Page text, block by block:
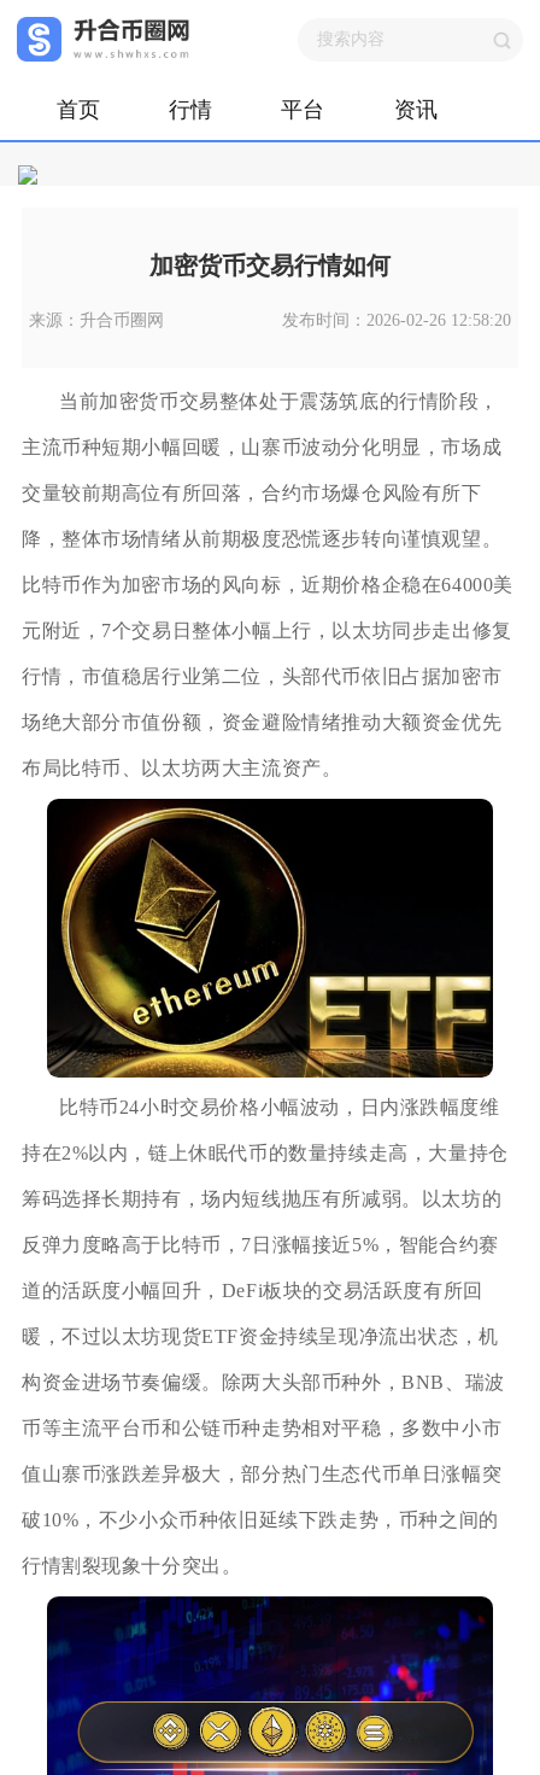
首页 行情 平台 资讯
加密货币交易行情如何
来源：升合币圈网 发布时间：2026-02-26 12:58:20
当前加密货币交易整体处于震荡筑底的行情阶段，
主流币种短期小幅回暖，山寨币波动分化明显，市场成
交量较前期高位有所回落，合约市场爆仓风险有所下
降，整体市场情绪从前期极度恐慌逐步转向谨慎观望。
比特币作为加密市场的风向标，近期价格企稳在64000美
元附近，7个交易日整体小幅上行，以太坊同步走出修复
行情，市值稳居行业第二位，头部代币依旧占据加密市
场绝大部分市值份额，资金避险情绪推动大额资金优先
布局比特币、以太坊两大主流资产。
比特币24小时交易价格小幅波动，日内涨跌幅度维
持在2%以内，链上休眠代币的数量持续走高，大量持仓
筹码选择长期持有，场内短线抛压有所减弱。以太坊的
反弹力度略高于比特币，7日涨幅接近5%，智能合约赛
道的活跃度小幅回升，DeFi板块的交易活跃度有所回
暖，不过以太坊现货ETF资金持续呈现净流出状态，机
构资金进场节奏偏缓。除两大头部币种外，BNB、瑞波
币等主流平台币和公链币种走势相对平稳，多数中小市
值山寨币涨跌差异极大，部分热门生态代币单日涨幅突
破10%，不少小众币种依旧延续下跌走势，币种之间的
行情割裂现象十分突出。